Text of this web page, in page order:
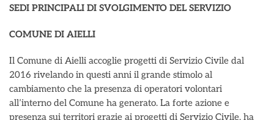
SEDI PRINCIPALI DI SVOLGIMENTO DEL SERVIZIO
COMUNE DI AIELLI
Il Comune di Aielli accoglie progetti di Servizio Civile dal
2016 rivelando in questi anni il grande stimolo al
cambiamento che la presenza di operatori volontari
all’interno del Comune ha generato. La forte azione e
presenza sui territori grazie ai progetti di Servizio Civile, ha